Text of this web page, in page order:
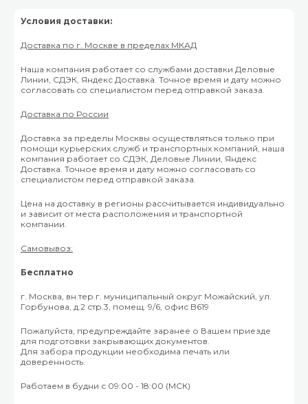
Условия доставки:
Доставка по г. Москве в пределах МКАД
Наша компания работает со службами доставки Деловые
Линии, СДЭК, Яндекс Доставка. Точное время и дату можно
согласовать со специалистом перед отправкой заказа.
Доставка по России
Доставка за пределы Москвы осуществляться только при
помощи курьерских служб и транспортных компаний, наша
компания работает со СДЭК, Деловые Линии, Яндекс
Доставка. Точное время и дату можно согласовать со
специалистом перед отправкой заказа.
Цена на доставку в регионы рассчитывается индивидуально
и зависит от места расположения и транспортной
компании.
Самовывоз:
Бесплатно
г. Москва, вн.тер.г. муниципальный округ Можайский, ул.
Горбунова, д.2 стр.3, помещ. 9/6, офис B619
Пожалуйста, предупреждайте заранее о Вашем приезде
для подготовки закрывающих документов.
Для забора продукции необходима печать или
доверенность.
Работаем в будни с 09:00 - 18:00 (МСК)